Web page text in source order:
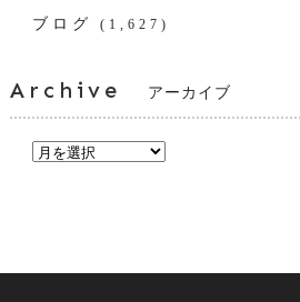
ブログ (1,627)
Archive アーカイブ